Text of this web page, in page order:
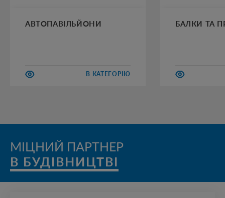
АВТОПАВІЛЬЙОНИ
В КАТЕГОРІЮ
БАЛКИ ТА
МІЦНИЙ ПАРТНЕР
В БУДІВНИЦТВІ